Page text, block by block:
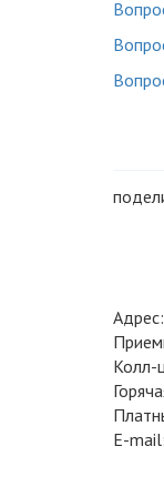
Колл-
E-mail: